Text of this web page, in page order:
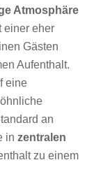
Atmosphäre
einer eher
Gästen
Aufenthalt.
eine
an
inzentralen
zu einem